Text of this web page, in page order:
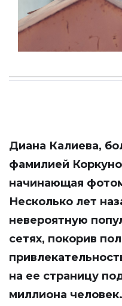
Диана Калиева,
фамилией
начинающая
Несколько лет
невероятную
сетях, покорив
на ее страницу
миллиона человек.